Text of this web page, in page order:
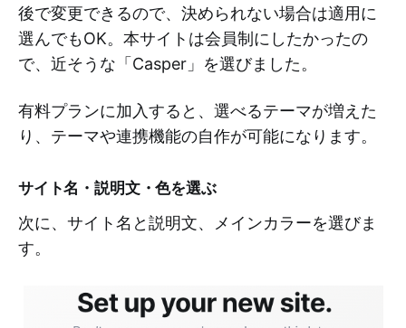
後で変更できるので、決められない場合は適用に
選んでもOK。本サイトは会員制にしたかったの
で、近そうな「Casper」を選びました。
有料プランに加入すると、選べるテーマが増えた
り、テーマや連携機能の自作が可能になります。
サイト名・説明文・色を選ぶ
次に、サイト名と説明文、メインカラーを選びま
す。